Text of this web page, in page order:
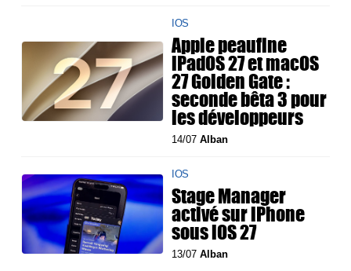
IOS
Apple peaufine
iPadOS 27 et macOS
27 Golden Gate :
seconde bêta 3 pour
les développeurs
14/07Alban
IOS
Stage Manager
activé sur iPhone
sous iOS 27
13/07Alban